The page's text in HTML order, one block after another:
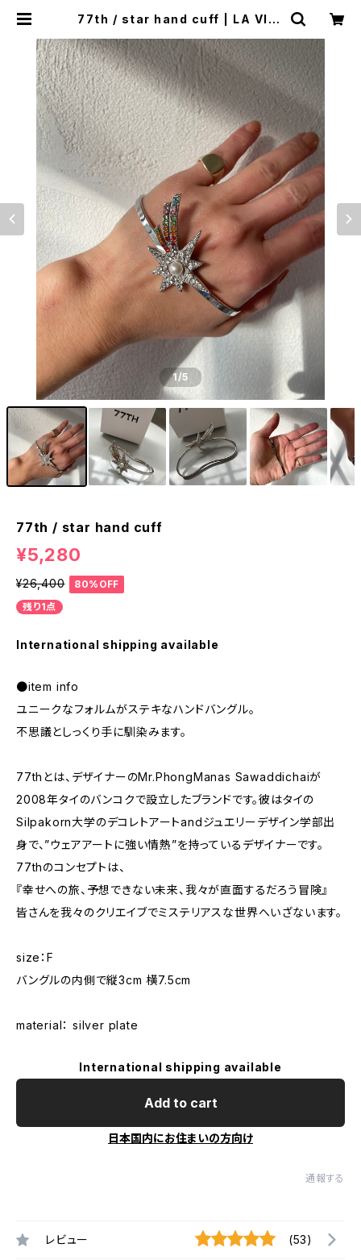
77th / star hand cuff | LA VILL
1/5
77th / star hand cuff
¥5,280
¥26,400
80%OFF
残り1点
International shipping available
●item info
ユニークなフォルムがステキなハンドバングル。
不思議としっくり手に馴染みます。
77thとは、デザイナーのMr.PhongManas Sawaddichaiが
2008年タイのバンコクで設立したブランドです。彼はタイの
Silpakorn大学のデコレトアートandジュエリーデザイン学部出
身で、”ウェアアートに強い情熱”を持っているデザイナーです。
77thのコンセプトは、
『幸せへの旅、予想できない未来、我々が直面するだろう冒険』
皆さんを我々のクリエイブでミステリアスな世界へいざないます。
size：F
バングルの内側で縦3cm 横7.5cm
material： silver plate
International shipping available
Add to cart
日本国内にお住まいの方向け
通報する
レビュー (53)